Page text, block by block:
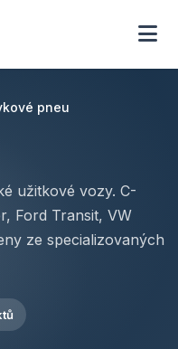
pneu
užitkové vozy. C-
Ford Transit, VW
ze specializovaných